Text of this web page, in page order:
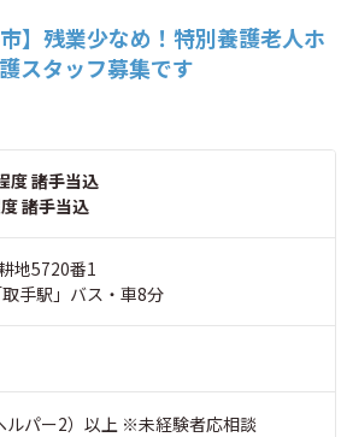
市】残業少なめ！特別養護老人ホ
スタッフ募集です
度 諸手当込
諸手当込
地5720番1
手駅」バス・車8分
パー2）以上 ※未経験者応相談